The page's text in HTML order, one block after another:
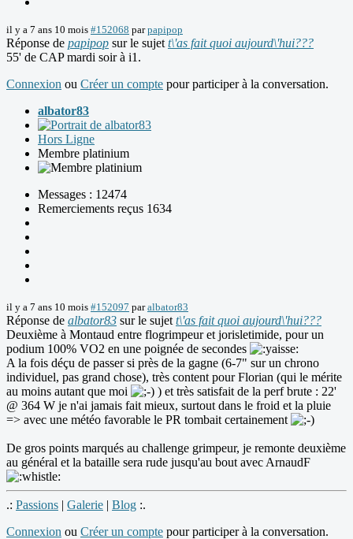
il y a 7 ans 10 mois #152068 parpapipop
Réponse de papipop sur le sujet t\'as fait quoi aujourd\'hui???
55' de CAP mardi soir à i1.
Connexion ou Créer un compte pour participer à la conversation.
albator83
Hors Ligne
Membre platinium
Messages : 12474
Remerciements reçus 1634
il y a 7 ans 10 mois #152097 paralbator83
Réponse de albator83 sur le sujet t\'as fait quoi aujourd\'hui???
Deuxième à Montaud entre flogrimpeur et jorisletimide, pour un
podium 100% VO2 en une poignée de secondes
A la fois déçu de passer si près de la gagne (6-7" sur un chrono
individuel, pas grand chose), très content pour Florian (qui le mérite
au moins autant que moi
) et très satisfait de la perf brute : 22'
@ 364 W je n'ai jamais fait mieux, surtout dans le froid et la pluie
=> avec une météo favorable le PR tombait certainement
De gros points marqués au challenge grimpeur, je remonte deuxième
au général et la bataille sera rude jusqu'au bout avec ArnaudF
.: Passions | Galerie | Blog :.
Connexion ou Créer un compte pour participer à la conversation.